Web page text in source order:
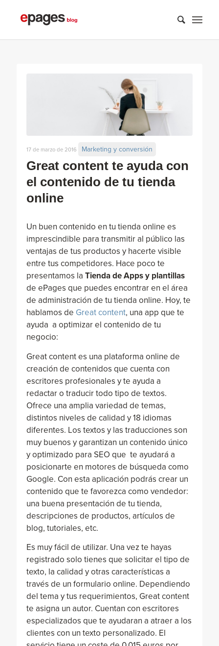
Great content te ayuda con
el contenido de tu tienda
online
17 de marzo de 2016 Marketing y conversión
Un buen contenido en tu tienda online es
imprescindible para transmitir al público las
ventajas de tus productos y hacerte visible
entre tus competidores. Hace poco te
presentamos la Tienda de Apps y plantillas
de ePages que puedes encontrar en el área
de administración de tu tienda online. Hoy, te
hablamos de Great content, una app que te
ayuda a optimizar el contenido de tu
negocio:
Great content es una plataforma online de
creación de contenidos que cuenta con
escritores profesionales y te ayuda a
redactar o traducir todo tipo de textos.
Ofrece una amplia variedad de temas,
distintos niveles de calidad y 18 idiomas
diferentes. Los textos y las traducciones son
muy buenos y garantizan un contenido único
y optimizado para SEO que te ayudará a
posicionarte en motores de búsqueda como
Google. Con esta aplicación podrás crear un
contenido que te favorezca como vendedor:
una buena presentación de tu tienda,
descripciones de productos, artículos de
blog, tutoriales, etc.
Es muy fácil de utilizar. Una vez te hayas
registrado solo tienes que solicitar el tipo de
texto, la calidad y otras características a
través de un formulario online. Dependiendo
del tema y tus requerimientos, Great content
te asigna un autor. Cuentan con escritores
especializados que te ayudaran a atraer a los
clientes con un texto personalizado. El